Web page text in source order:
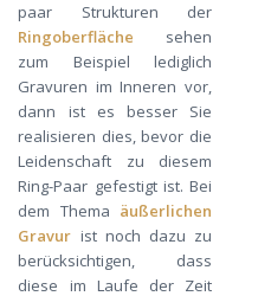
paar Strukturen der
Ringoberfläche sehen
zum Beispiel lediglich
Gravuren im Inneren vor,
dann ist es besser Sie
realisieren dies, bevor die
Leidenschaft zu diesem
Ring-Paar gefestigt ist. Bei
dem Thema äußerlichen
Gravur ist noch dazu zu
berücksichtigen, dass
diese im Laufe der Zeit